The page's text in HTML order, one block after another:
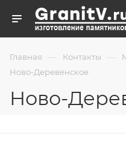
Главная — Контакты —
Ново-Деревенское
Ново-